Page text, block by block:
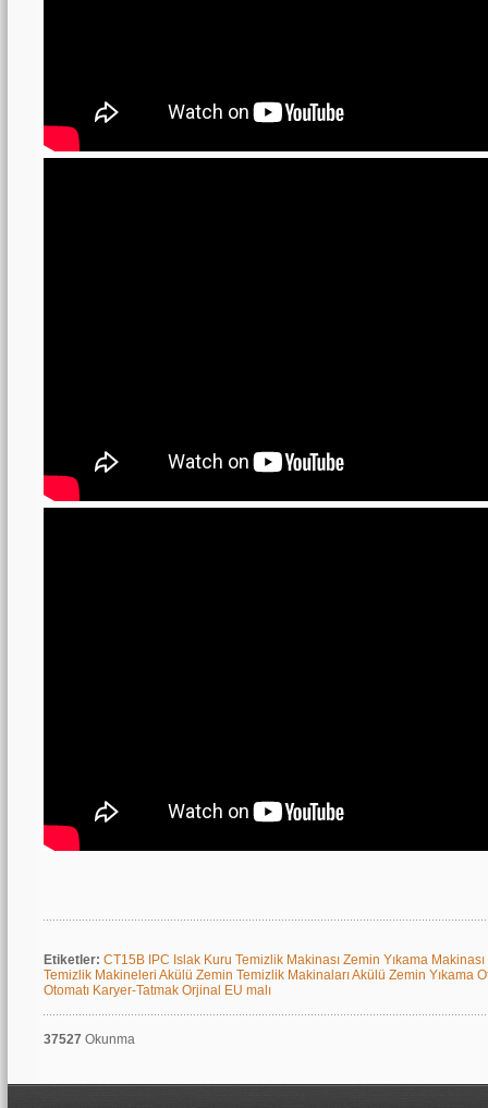
Etiketler: CT15B IPC Islak Kuru Temizlik Makinası Zemin Yıkama Makinası
Temizlik Makineleri Akülü Zemin Temizlik MakinalarıAkülü Zemin Yıkama
Otomatı Karyer-Tatmak Orjinal EU malı
37527 Okunma